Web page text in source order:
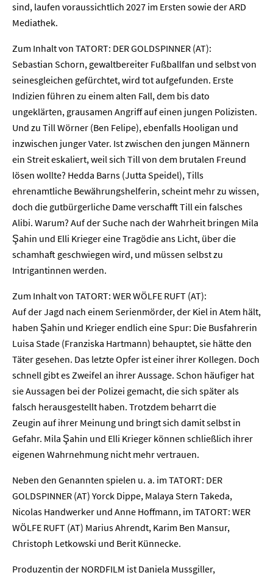
sind, laufen voraussichtlich 2027 im Ersten sowie der ARD
Mediathek.
Zum Inhalt von TATORT: DER GOLDSPINNER (AT):
Sebastian Schorn, gewaltbereiter Fußballfan und selbst von
seinesgleichen gefürchtet, wird tot aufgefunden. Erste
Indizien führen zu einem alten Fall, dem bis dato
ungeklärten, grausamen Angriff auf einen jungen Polizisten.
Und zu Till Wörner (Ben Felipe), ebenfalls Hooligan und
inzwischen junger Vater. Ist zwischen den jungen Männern
ein Streit eskaliert, weil sich Till von dem brutalen Freund
lösen wollte? Hedda Barns (Jutta Speidel), Tills
ehrenamtliche Bewährungshelferin, scheint mehr zu wissen,
doch die gutbürgerliche Dame verschafft Till ein falsches
Alibi. Warum? Auf der Suche nach der Wahrheit bringen Mila
Şahin und Elli Krieger eine Tragödie ans Licht, über die
schamhaft geschwiegen wird, und müssen selbst zu
Intrigantinnen werden.
Zum Inhalt von TATORT: WER WÖLFE RUFT (AT):
Auf der Jagd nach einem Serienmörder, der Kiel in Atem hält,
haben Şahin und Krieger endlich eine Spur: Die Busfahrerin
Luisa Stade (Franziska Hartmann) behauptet, sie hätte den
Täter gesehen. Das letzte Opfer ist einer ihrer Kollegen. Doch
schnell gibt es Zweifel an ihrer Aussage. Schon häufiger hat
sie Aussagen bei der Polizei gemacht, die sich später als
falsch herausgestellt haben. Trotzdem beharrt die
Zeugin auf ihrer Meinung und bringt sich damit selbst in
Gefahr. Mila Şahin und Elli Krieger können schließlich ihrer
eigenen Wahrnehmung nicht mehr vertrauen.
Neben den Genannten spielen u. a. im TATORT: DER
GOLDSPINNER (AT) Yorck Dippe, Malaya Stern Takeda,
Nicolas Handwerker und Anne Hoffmann, im TATORT: WER
WÖLFE RUFT (AT) Marius Ahrendt, Karim Ben Mansur,
Christoph Letkowski und Berit Künnecke.
Produzentin der NORDFILM ist Daniela Mussgiller,
Home
Unternehmen
Presse
Karriere
Kontakt
Newsletter Datenschutz Impressum